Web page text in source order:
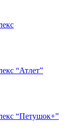
“Атлет”
“Петушок+”